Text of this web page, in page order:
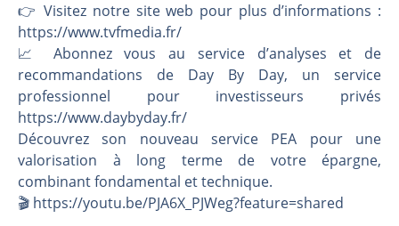
👉️ Visitez notre site web pour plus d’informations :
https://www.tvfmedia.fr/
📈 Abonnez vous au service d’analyses et de
recommandations de Day By Day, un service
professionnel pour investisseurs privés
https://www.daybyday.fr/
Découvrez son nouveau service PEA pour une
valorisation à long terme de votre épargne,
combinant fondamental et technique.
🎬️ https://youtu.be/PJA6X_PJWeg?feature=shared